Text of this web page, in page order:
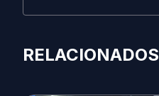
RELACIONADOS